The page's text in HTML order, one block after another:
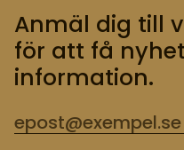
Anmäl dig till
för att få
information.